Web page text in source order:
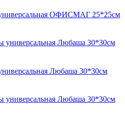
ОФИСМАГ 25*25см
Любаша 30*30см